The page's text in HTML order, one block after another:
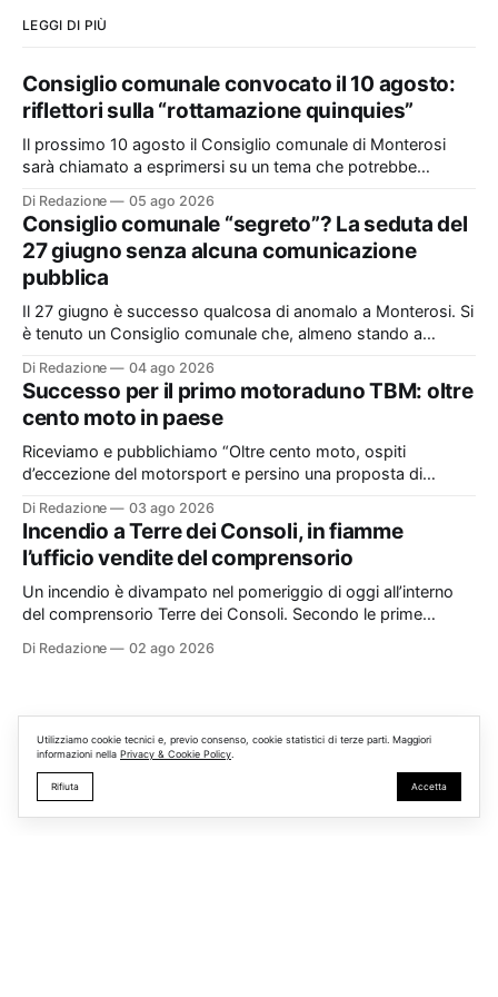
LEGGI DI PIÙ
Consiglio comunale convocato il 10 agosto:
riflettori sulla “rottamazione quinquies”
Il prossimo 10 agosto il Consiglio comunale di Monterosi
sarà chiamato a esprimersi su un tema che potrebbe
possibile adesione del Comune alla cosiddetta
“rottamazione quinquies” dei carichi affidati all’Agente della
Riscossione. Prima, però, c’è un tema politico che merita
Di Redazione 05 ago 2026
Consiglio comunale “segreto”? La seduta del
27 giugno senza alcuna comunicazione
pubblica
Il 27 giugno è successo qualcosa di anomalo a Monterosi. Si
è tenuto un Consiglio comunale che, almeno stando a
pubblicamente comunicato ai cittadini attraverso l’Albo
Pretorio. Un’anomalia che merita spiegazioni. Il Consiglio
comunale è, per sua natura, un’assemblea
Di Redazione 04 ago 2026
Successo per il primo motoraduno TBM: oltre
cento moto in paese
Riceviamo e pubblichiamo “Oltre cento moto, ospiti
d’eccezione del motorsport e persino una proposta di
organizzato da TBM a Monterosi, un evento che ha superato
le aspettative degli organizzatori richiamando appassionati
delle due ruote da tutto il Lazio e dalle regioni limitrofe. Per
Di Redazione 03 ago 2026
Incendio a Terre dei Consoli, in fiamme
l’ufficio vendite del comprensorio
Un incendio è divampato nel pomeriggio di oggi all’interno
del comprensorio Terre dei Consoli. Secondo le prime
struttura adibita a ufficio vendite. Sul posto sono intervenuti i
Di Redazione 02 ago 2026
Utilizziamo cookie tecnici e, previo consenso, cookie statistici di terze parti. Maggiori
informazioni nella Privacy & Cookie Policy
Rifiuta Accetta